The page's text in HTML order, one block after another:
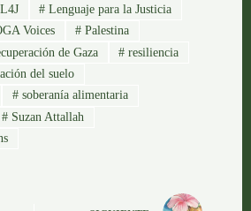
# Lenguaje para la Justicia
Voices # Palestina
de Gaza # resiliencia
del suelo
#soberanía alimentaria
#Suzan Attallah